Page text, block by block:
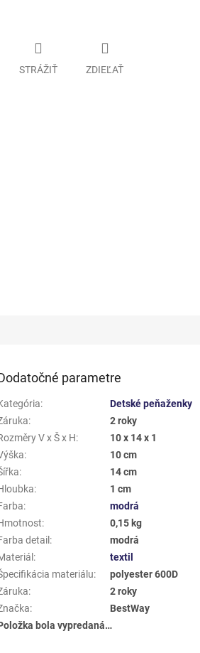
STRÁŽIŤ ZDIEĽAŤ
parametre
:
Detské peňaženky
:
2 roky
V x Š x H:
10 x 14 x 1
:
10 cm
:
14 cm
:
1 cm
:
modrá
:
0,15 kg
detail :
modrá
:
textil
materiálu:
polyester 600D
:
2 roky
:
BestWay
bola vypredaná…